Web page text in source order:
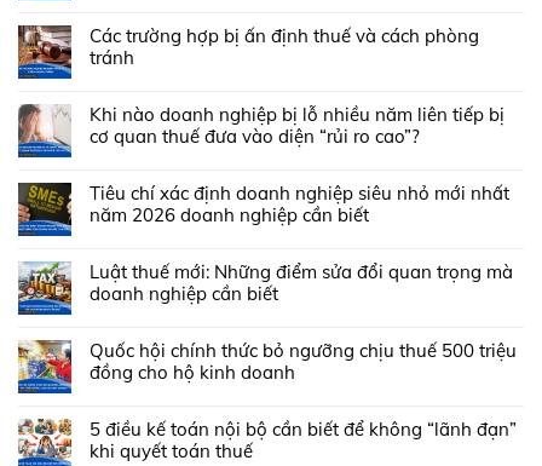
Các trường hợp bị ấn định thuế và cách phòng
tránh
Khi nào doanh nghiệp bị lỗ nhiều năm liên tiếp bị
cơ quan thuế đưa vào diện “rủi ro cao”?
Tiêu chí xác định doanh nghiệp siêu nhỏ mới nhất
năm 2026 doanh nghiệp cần biết
Luật thuế mới: Những điểm sửa đổi quan trọng mà
doanh nghiệp cần biết
Quốc hội chính thức bỏ ngưỡng chịu thuế 500 triệu
đồng cho hộ kinh doanh
5 điều kế toán nội bộ cần biết để không “lãnh đạn”
khi quyết toán thuế